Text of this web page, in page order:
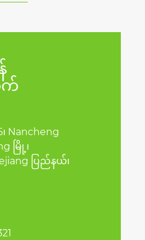
က်
Nancheng
မြို့၊
ပြည်နယ်၊